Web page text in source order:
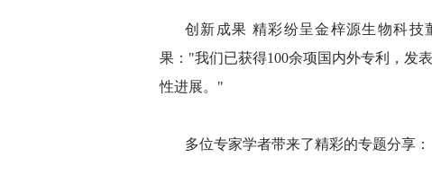
创新成果 精彩纷呈金梓源生物科
果："我们已获得100余项国内外专利，发
性进展。"
多位专家学者带来了精彩的专题分享：